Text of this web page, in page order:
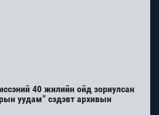
40 жилийн ойд зориулсан
уудам” сэдэвт архивын